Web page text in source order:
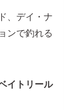
、デイ・ナ
ンで釣れる
イトリール